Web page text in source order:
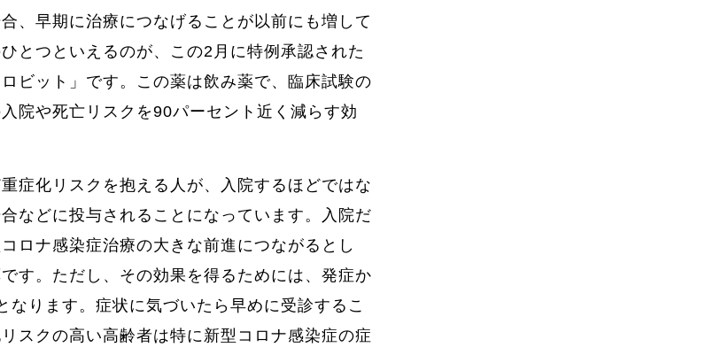
、早期に治療につなげることが以前にも増して
とつといえるのが、この2月に特例承認された
ビット」です。この薬は飲み薬で、臨床試験の
院や死亡リスクを90パーセント近く減らす効
症化リスクを抱える人が、入院するほどではな
などに投与されることになっています。入院だ
ロナ感染症治療の大きな前進につながるとし
す。ただし、その効果を得るためには、発症か
なります。症状に気づいたら早めに受診するこ
スクの高い高齢者は特に新型コロナ感染症の症